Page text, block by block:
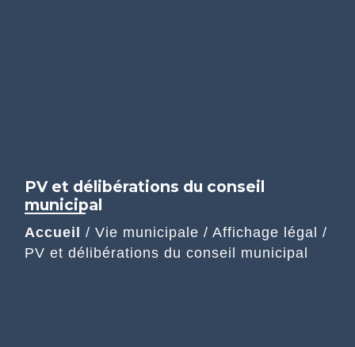
PV et délibérations du conseil
municipal
Accueil / Vie municipale / Affichage légal /
PV et délibérations du conseil municipal